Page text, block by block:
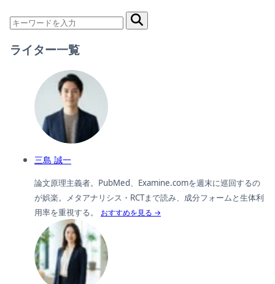
ライター一覧
三島 誠一
論文原理主義者。PubMed、Examine.comを週末に巡回するの
が娯楽。メタアナリシス・RCTまで読み、成分フォームと生体利
用率を重視する。
おすすめを見る →